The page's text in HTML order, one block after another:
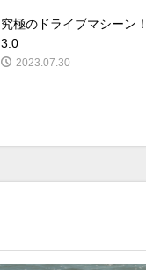
究極のドライブマシーン
3.0
2023.07.30